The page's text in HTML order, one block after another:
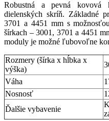
Robustná a pevná kovová
dielenských skríň. Základné
3701 a 4451 mm s
šírkach – 3001, 3701 a 4451
moduly je možné ľubovoľne
Rozmery (šírka x hĺbka x
výška)
Váha
Nosnosť
Ďalšie vybavenie